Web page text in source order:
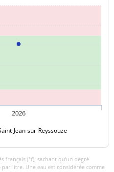
°f
Jean-sur-Reyssouze
2026
français (°f), sachant qu’un degré
litre. Une eau est considérée comme